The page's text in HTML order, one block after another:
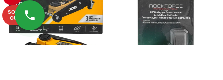
SOLD
OUT